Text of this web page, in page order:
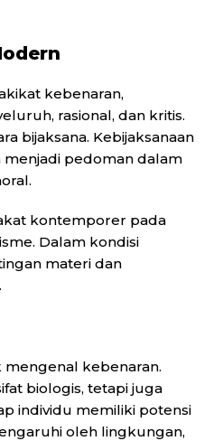
kebenaran,
rasional, dan kritis.
bijaksana. Kebijaksanaan
pedoman dalam
kontemporer pada
Dalam kondisi
materi dan
mengenal kebenaran.
biologis, tetapi juga
individu memiliki potensi
oleh lingkungan,